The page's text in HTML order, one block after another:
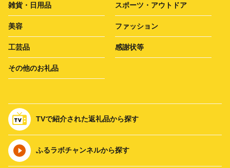
雑貨・日用品 スポーツ・アウトドア
美容 ファッション
工芸品 感謝状等
その他のお礼品
TVで紹介された返礼品から探す
ふるラボチャンネルから探す